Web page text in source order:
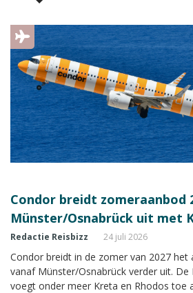
Condor breidt zomeraanbod
Münster/Osnabrück uit met
Redactie Reisbizz 24 juli 2026
Condor breidt in de zomer van 2027 het
vanaf Münster/Osnabrück verder uit. De
voegt onder meer Kreta en Rhodos toe